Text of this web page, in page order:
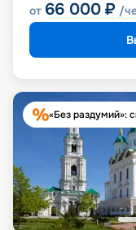
от 66 000 ₽ /
«Без раздумий»: